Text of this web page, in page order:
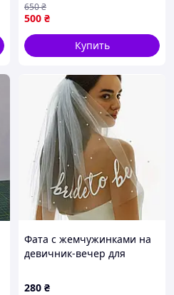
предоплата
500 ₴
650₴
Купить
Фата с жемчужинками на
девичник-вечер для
280 ₴